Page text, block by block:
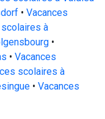
• Vacances
à
•
• Vacances
scolaires à
• Vacances